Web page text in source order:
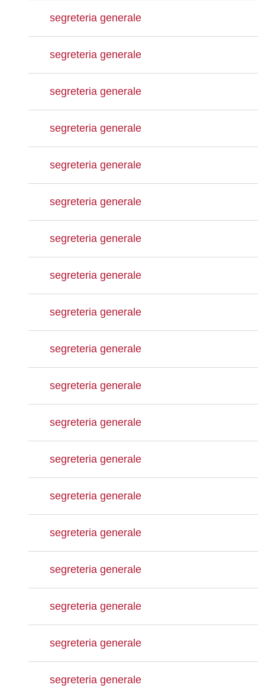
segreteria generale
segreteria generale
segreteria generale
segreteria generale
segreteria generale
segreteria generale
segreteria generale
segreteria generale
segreteria generale
segreteria generale
segreteria generale
segreteria generale
segreteria generale
segreteria generale
segreteria generale
segreteria generale
segreteria generale
segreteria generale
segreteria generale